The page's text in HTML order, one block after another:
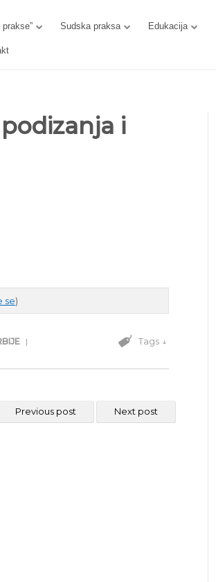
Sudska praksa Edukacija
i
se)
|
Tags ↓
Previous post Next post